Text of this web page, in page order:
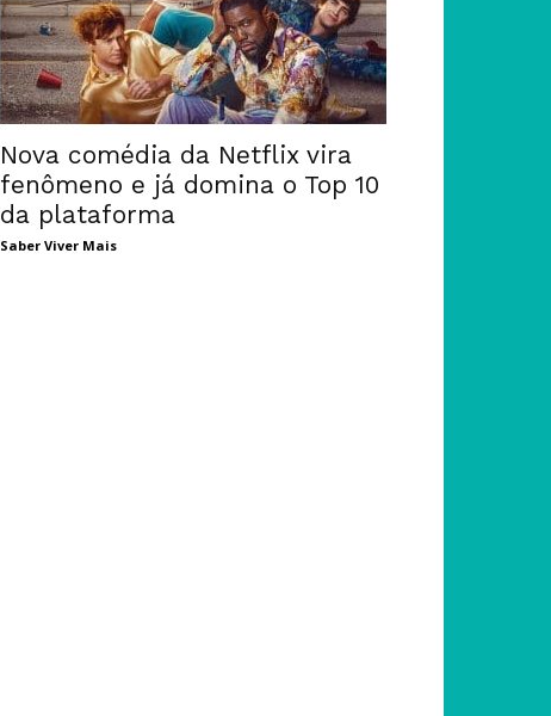
Nova comédia da Netflix vira
fenômeno e já domina o Top 10
da plataforma
Saber Viver Mais